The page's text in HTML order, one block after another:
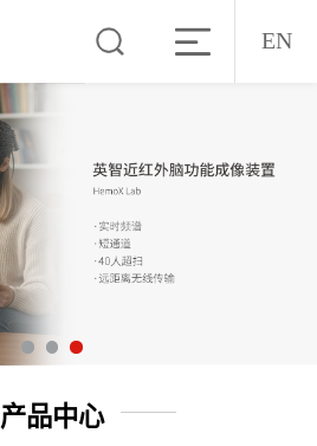
EN
产品中心